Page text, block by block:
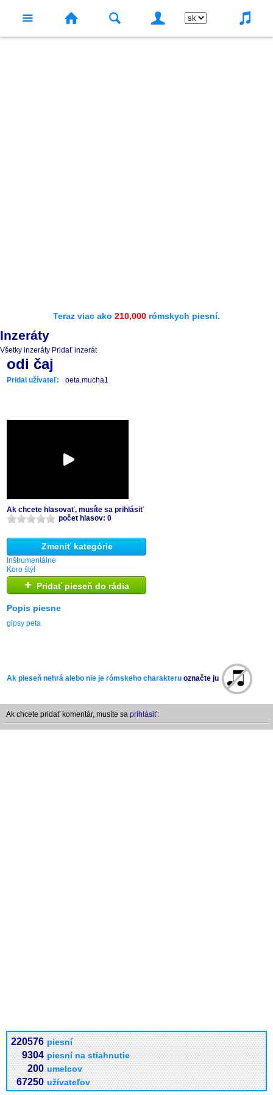
Teraz viac ako 210,000 rómskych piesní.
Inzeráty
Všetky inzeráty Pridať inzerát
odi čaj
Pridal užívateľ: oeta.mucha1
Ak chcete hlasovať, musíte sa prihlásiť
počet hlasov: 0
Zmeniť kategórie
Inštrumentálne
Koro štýl
+ Pridať pieseň do rádia
Popis piesne
gipsy peta
Ak pieseň nehrá alebo nie je rómskeho charakteru označte ju
Ak chcete pridať komentár, musíte sa prihlásiť:
220576 piesní
9304 piesní na stiahnutie
200 umelcov
67250 užívateľov